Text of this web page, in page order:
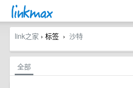
link之家 › 标签 › 沙特
全部